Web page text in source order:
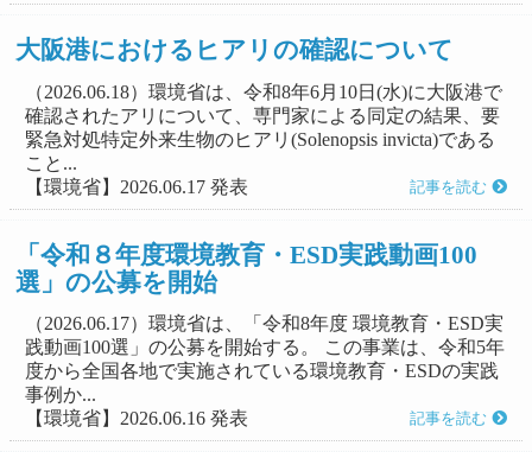
大阪港におけるヒアリの確認について
（2026.06.18）環境省は、令和8年6月10日(水)に大阪港で
確認されたアリについて、専門家による同定の結果、要
緊急対処特定外来生物のヒアリ(Solenopsis invicta)である
こと...
【環境省】2026.06.17 発表
記事を読む
「令和８年度環境教育・ESD実践動画100
選」の公募を開始
（2026.06.17）環境省は、「令和8年度 環境教育・ESD実
践動画100選」の公募を開始する。 この事業は、令和5年
度から全国各地で実施されている環境教育・ESDの実践
事例か...
【環境省】2026.06.16 発表
記事を読む